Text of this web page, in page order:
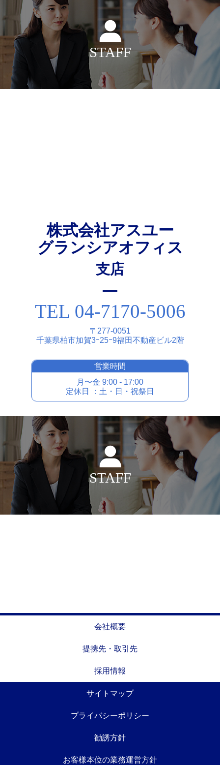
STAFF
株式会社アスユー
グランシアオフィス
⽀店
TEL 04-7170-5006
〒277-0051
千葉県柏市加賀3ｰ25ｰ9福⽥不動産ビル2階
営業時間
⽉〜⾦ 9:00 - 17:00
定休⽇ ：⼟・⽇・祝祭⽇
STAFF
会社概要
提携先・取引先
採用情報
サイトマップ
プライバシーポリシー
勧誘方針
お客様本位の業務運営方針